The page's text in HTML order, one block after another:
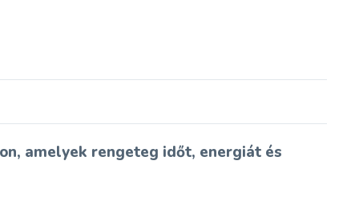
amelyek rengeteg időt, energiát és